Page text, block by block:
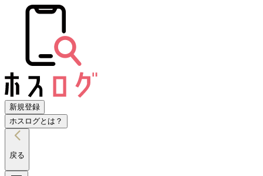
新規登録
ホスログとは？
戻る